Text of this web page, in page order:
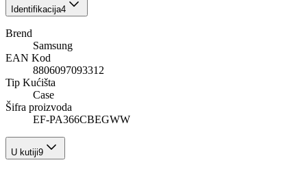
Identifikacija4
Brend
Samsung
EAN Kod
8806097093312
Tip Kućišta
Case
Šifra proizvoda
EF-PA366CBEGWW
U kutiji9